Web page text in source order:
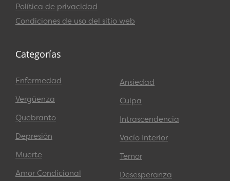
Política de privacidad
Condiciones de uso del sitio web
Categorías
Enfermedad
Vergüenza
Quebranto
Depresión
Muerte
Amor Condicional
Ansiedad
Culpa
Intrascendencia
Vacío Interior
Temor
Desesperanza